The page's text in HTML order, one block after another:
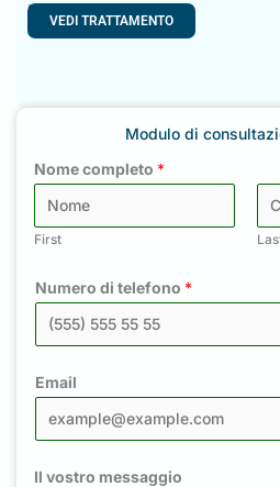
Il Palloncino gastrico
VEDI TRATTAMENTO
Modulo di
Nome completo *
First
Numero di telefono *
Email
Il vostro messaggio